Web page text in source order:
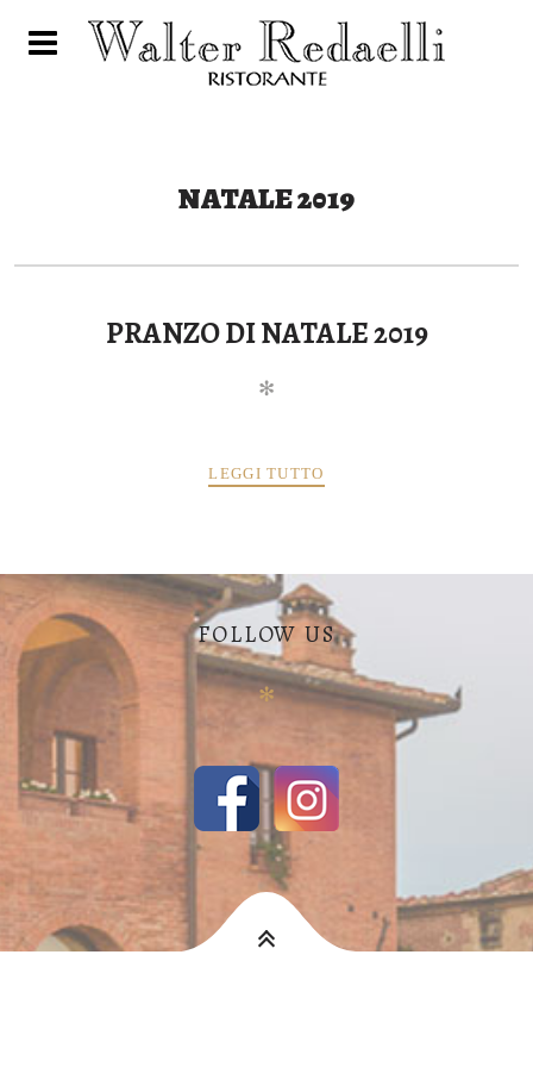
NATALE 2019
PRANZO DI NATALE 2019
✻
LEGGI TUTTO
FOLLOW US
✻